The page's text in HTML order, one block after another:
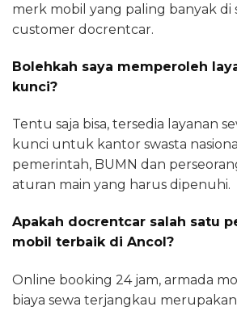
merk mobil yang paling banyak di
customer docrentcar.
Bolehkah saya memperoleh
kunci?
Tentu saja bisa, tersedia layanan
kunci untuk kantor swasta
pemerintah, BUMN dan
aturan main yang harus dipenuhi.
Apakah docrentcar salah satu
mobil terbaik di Ancol?
Online booking 24 jam, armada
biaya sewa terjangkau